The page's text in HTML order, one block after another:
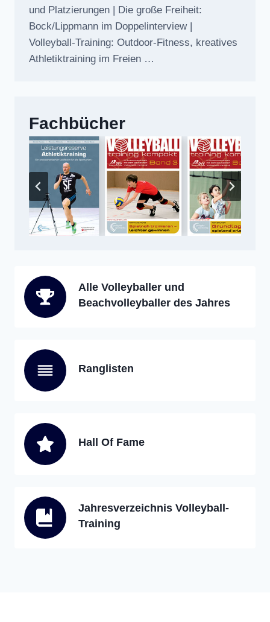
und Platzierungen | Die große Freiheit:
Bock/Lippmann im Doppelinterview |
Volleyball-Training: Outdoor-Fitness, kreatives
Athletiktraining im Freien …
Fachbücher
Alle Volleyballer und
Beachvolleyballer des Jahres
Ranglisten
Hall Of Fame
Jahresverzeichnis Volleyball-
Training